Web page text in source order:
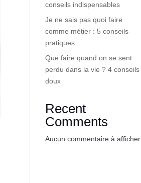
conseils indispensables
Je ne sais pas quoi faire
comme métier : 5 conseils
pratiques
Que faire quand on se sent
perdu dans la vie ? 4 conseils
doux
Recent
Comments
Aucun commentaire à afficher.